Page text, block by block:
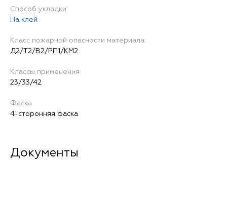
Способ укладки
На клей
Класс пожарной опасности материала
Д2/Т2/В2/РП1/КМ2
Классы применения
23/33/42
Фаска
4-сторонняя фаска